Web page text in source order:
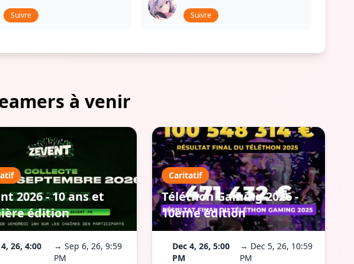
Suivre Suivre
à venir
2026 - 10 ans et
édition
26, 4:00
→ Sep 6, 26, 9:59
PM
Caritatif
Téléthon Gaming 2026 -
10ème édition
Dec 4, 26, 5:00
PM
→ Dec 5, 26, 10:59
PM